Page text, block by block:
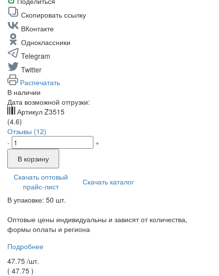
Скопировать ссылку
ВКонтакте
Одноклассники
Telegram
Twitter
Распечатать
В наличии
Дата возможной отгрузки:
Артикул Z3515
(4.6)
Отзывы (12)
-
+
В корзину
Скачать оптовый
прайс-лист
Скачать каталог
В упаковке: 50 шт.
Оптовые цены индивидуальны и зависят от количества,
формы оплаты и региона
Подробнее
47.75 /шт.
( 47.75 )